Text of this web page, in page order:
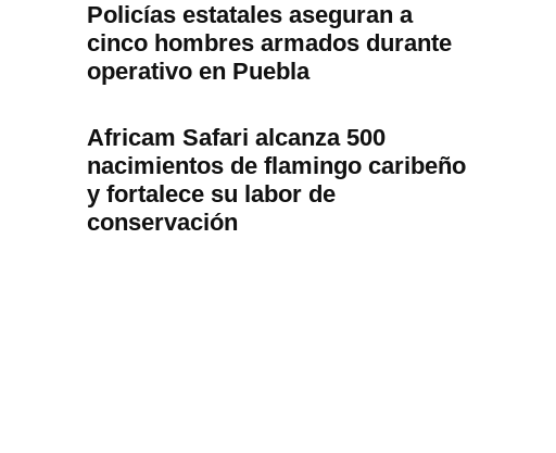
Policías estatales aseguran a
cinco hombres armados durante
operativo en Puebla
Africam Safari alcanza 500
nacimientos de flamingo caribeño
y fortalece su labor de
conservación